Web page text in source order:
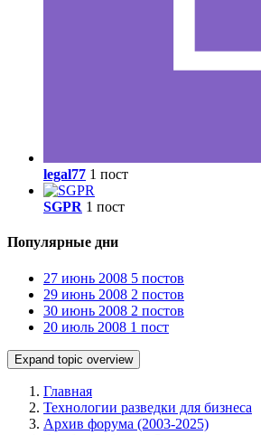
legal77 1 пост
SGPR 1 пост
Популярные дни
27 июнь 2008 5 постов
29 июнь 2008 2 постов
30 июнь 2008 2 постов
20 июль 2008 1 пост
Expand topic overview
Главная
Технологии разведки для бизнеса
Архив форума (2003-2025)